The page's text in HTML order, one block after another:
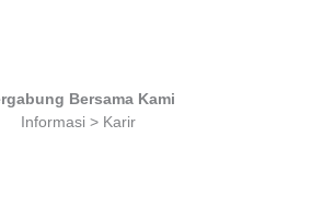
Bersama Kami
Informasi > Karir